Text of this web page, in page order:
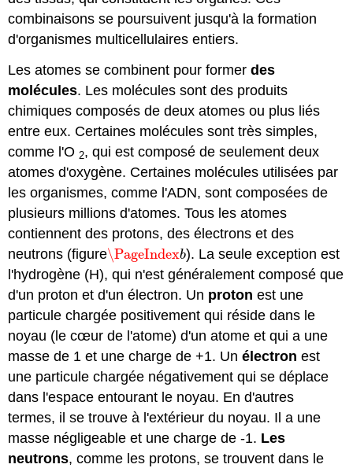
combinaisons se poursuivent jusqu'à la formation
d'organismes multicellulaires entiers.
Les atomes se combinent pour formerdes
molécules. Les molécules sont des produits
chimiques composés de deux atomes ou plus liés
entre eux. Certaines molécules sont très simples,
comme l'O 2, qui est composé de seulement deux
atomes d'oxygène. Certaines molécules utilisées par
les organismes, comme l'ADN, sont composées de
plusieurs millions d'atomes. Tous les atomes
contiennent des protons, des électrons et des
neutrons (figure\PageIndexb
\PageIndexb). La seule exception est
l'hydrogène (H), qui n'est généralement composé que
d'un proton et d'un électron. Un proton est une
particule chargée positivement qui réside dans le
noyau (le cœur de l'atome) d'un atome et qui a une
masse de 1 et une charge de +1. Unélectron est
une particule chargée négativement qui se déplace
dans l'espace entourant le noyau. En d'autres
termes, il se trouve à l'extérieur du noyau. Il a une
masse négligeable et une charge de -1. Les
neutrons, comme les protons, se trouvent dans le